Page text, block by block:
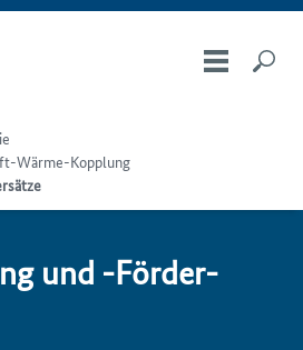
Wärme-Kopplung
und -För­der­